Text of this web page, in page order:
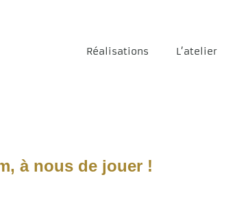
Réalisations L’atelier
à nous de jouer !